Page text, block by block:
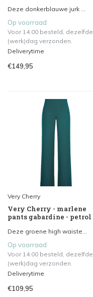
Deze donkerblauwe jurk ...
Op voorraad
Voor 14.00 besteld, dezelfde
(werk)dag verzonden.
Deliverytime
€149,95
Very Cherry
Very Cherry - marlene
pants gabardine - petrol
Deze groene high waiste...
Op voorraad
Voor 14.00 besteld, dezelfde
(werk)dag verzonden.
Deliverytime
€109,95